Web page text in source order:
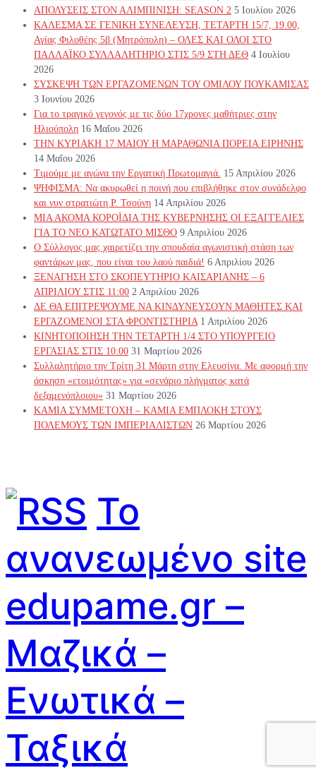
ΑΠΟΛΥΣΕΙΣ ΣΤΟΝ ΑΛΙΜΠΙΝΙΣΗ: SEASON 2 5 Ιουλίου 2026
ΚΑΛΕΣΜΑ ΣΕ ΓΕΝΙΚΗ ΣΥΝΕΛΕΥΣΗ, ΤΕΤΑΡΤΗ 15/7, 19.00,
Αγίας Φιλοθέης 5β (Μητρόπολη) – ΟΛΕΣ ΚΑΙ ΟΛΟΙ ΣΤΟ
ΠΑΛΛΑΪΚΟ ΣΥΛΛΑΛΗΤΗΡΙΟ ΣΤΙΣ 5/9 ΣΤΗ ΔΕΘ 4 Ιουλίου
2026
ΣΥΣΚΕΨΗ ΤΩΝ ΕΡΓΑΖΟΜΕΝΩΝ ΤΟΥ ΟΜΙΛΟΥ ΠΟΥΚΑΜΙΣΑΣ
3 Ιουνίου 2026
Για το τραγικό γεγονός με τις δύο 17χρονες μαθήτριες στην
Ηλιούπολη 16 Μαΐου 2026
ΤΗΝ ΚΥΡΙΑΚΗ 17 ΜΑΙΟΥ Η ΜΑΡΑΘΩΝΙΑ ΠΟΡΕΙΑ ΕΙΡΗΝΗΣ
14 Μαΐου 2026
Τιμούμε με αγώνα την Εργατική Πρωτομαγιά. 15 Απριλίου 2026
ΨΗΦΙΣΜΑ: Να ακυρωθεί η ποινή που επιβλήθηκε στον συνάδελφο
και νυν στρατιώτη Ρ. Τσούνη 14 Απριλίου 2026
ΜΙΑ ΑΚΟΜΑ ΚΟΡΟΪΔΙΑ ΤΗΣ ΚΥΒΕΡΝΗΣΗΣ ΟΙ ΕΞΑΓΓΕΛΙΕΣ
ΓΙΑ ΤΟ ΝΕΟ ΚΑΤΩΤΑΤΟ ΜΙΣΘΟ 9 Απριλίου 2026
Ο Σύλλογος μας χαιρετίζει την σπουδαία αγωνιστική στάση των
φαντάρων μας, που είναι του λαού παιδιά! 6 Απριλίου 2026
ΞΕΝΑΓΗΣΗ ΣΤΟ ΣΚΟΠΕΥΤΗΡΙΟ ΚΑΙΣΑΡΙΑΝΗΣ – 6
ΑΠΡΙΛΙΟΥ ΣΤΙΣ 11:00 2 Απριλίου 2026
ΔΕ ΘΑ ΕΠΙΤΡΕΨΟΥΜΕ ΝΑ ΚΙΝΔΥΝΕΥΣOYN ΜΑΘΗΤΕΣ ΚΑΙ
ΕΡΓΑΖΟΜΕΝΟΙ ΣΤΑ ΦΡΟΝΤΙΣΤΗΡΙΑ 1 Απριλίου 2026
ΚΙΝΗΤΟΠΟΙΗΣΗ ΤΗΝ ΤΕΤΑΡΤΗ 1/4 ΣΤΟ ΥΠΟΥΡΓΕΙΟ
ΕΡΓΑΣΙΑΣ ΣΤΙΣ 10:00 31 Μαρτίου 2026
Συλλαλητήριο την Τρίτη 31 Μάρτη στην Ελευσίνα. Με αφορμή την
άσκηση «ετοιμότητας» για «σενάριο πλήγματος κατά
δεξαμενόπλοιου» 31 Μαρτίου 2026
ΚΑΜΙΑ ΣΥΜΜΕΤΟΧΗ – ΚΑΜΙΑ ΕΜΠΛΟΚΗ ΣΤΟΥΣ
ΠΟΛΕΜΟΥΣ ΤΩΝ ΙΜΠΕΡΙΑΛΙΣΤΩΝ 26 Μαρτίου 2026
Το
ανανεωμένο site
edupame.gr –
Μαζικά –
Ενωτικά –
Ταξικά